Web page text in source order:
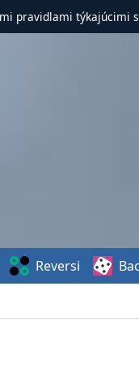
pravidlami týkajúcimi
Reversi